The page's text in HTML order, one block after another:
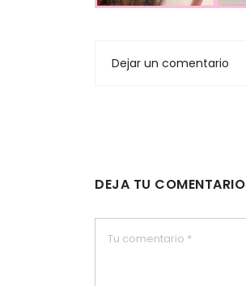
Dejar un comentario
DEJA TU COMENTARIO